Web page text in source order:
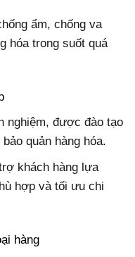
ẩm, chống va
hóa trong suốt quá
nghiệm, được đào tạo
quản hàng hóa.
khách hàng lựa
hợp và tối ưu chi
hàng